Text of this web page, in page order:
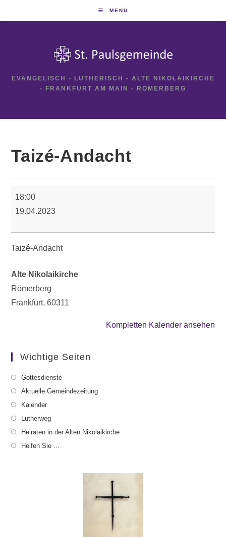
MENÜ
EVANGELISCH - LUTHERISCH - ALTE NIKOLAIKIRCHE
- FRANKFURT AM MAIN - RÖMERBERG
Taizé-Andacht
18:00
19.04.2023
Taizé-Andacht
Alte Nikolaikirche
Römerberg
Frankfurt,60311
Kompletten Kalender ansehen
Wichtige Seiten
Gottesdienste
Aktuelle Gemeindezeitung
Kalender
Lutherweg
Heiraten in der Alten Nikolaikirche
Helfen Sie ...